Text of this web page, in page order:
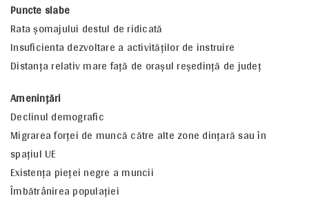
Puncte slabe
Rata şomajului destul de ridicată
Insuficienta dezvoltare a activităţilor de instruire
Distanţa relativ mare faţă de oraşul reşedinţă de judeţ
Ameninţări
Declinul demografic
Migrarea forţei de muncă către alte zone dinţară sau în
spaţiul UE
Existenţa pieţei negre a muncii
Îmbătrânirea populaţiei